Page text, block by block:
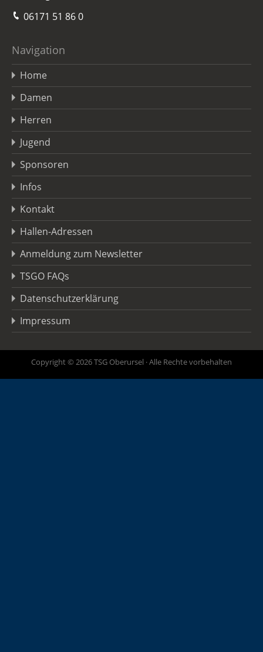
06171 51 86 0
Navigation
Home
Damen
Herren
Jugend
Sponsoren
Infos
Kontakt
Hallen-Adressen
Anmeldung zum Newsletter
TSGO FAQs
Datenschutzerklärung
Impressum
Copyright © 2026 TSG Oberursel · Alle Rechte vorbehalten